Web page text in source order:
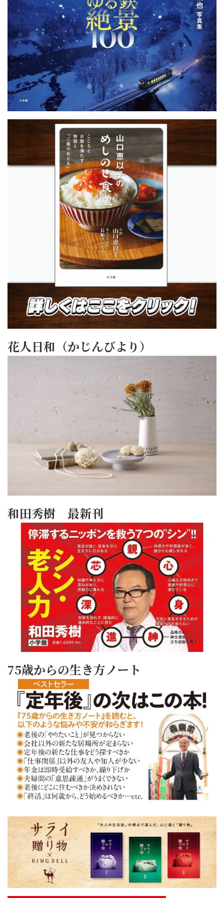
花人日和（かじんびより）
和田秀樹 最新刊
75歳からの生き方ノート